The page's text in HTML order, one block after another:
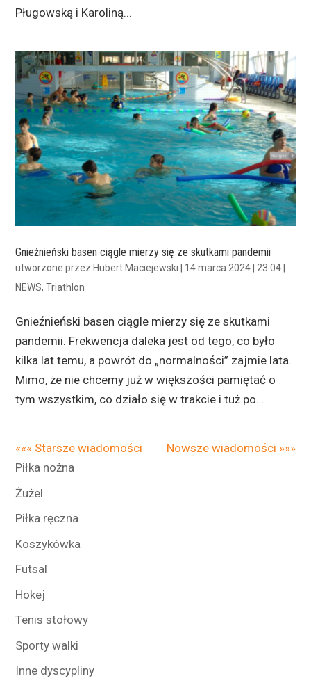
Pługowską i Karoliną...
Gnieźnieński basen ciągle mierzy się ze skutkami pandemii
utworzone przez Hubert Maciejewski 14 marca 2024 | 23:04
NEWS,Triathlon
Gnieźnieński basen ciągle mierzy się ze skutkami
pandemii. Frekwencja daleka jest od tego, co było
kilka lat temu, a powrót do „normalności” zajmie lata.
Mimo, że nie chcemy już w większości pamiętać o
tym wszystkim, co działo się w trakcie i tuż po...
««« Starsze wiadomości
Nowsze wiadomości »»»
Piłka nożna
Żużel
Piłka ręczna
Koszykówka
Futsal
Hokej
Tenis stołowy
Sporty walki
Inne dyscypliny